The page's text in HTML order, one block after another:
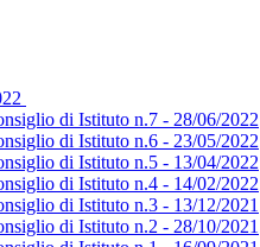
di Istituto n.7 - 28/06/2022
di Istituto n.6 - 23/05/2022
di Istituto n.5 - 13/04/2022
di Istituto n.4 - 14/02/2022
di Istituto n.3 - 13/12/2021
di Istituto n.2 - 28/10/2021